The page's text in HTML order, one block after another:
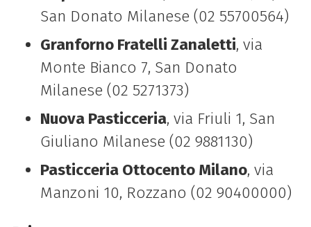
San Donato Milanese (02 55700564)
Granforno Fratelli Zanaletti, via
Monte Bianco 7, San Donato
Milanese (02 5271373)
Nuova Pasticceria, via Friuli 1, San
Giuliano Milanese (02 9881130)
Pasticceria Ottocento Milano, via
Manzoni 10, Rozzano (02 90400000)